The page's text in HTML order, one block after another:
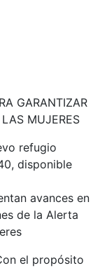
GARANTIZAR
MUJERES
refugio
disponible
avances en
de la Alerta
el propósito